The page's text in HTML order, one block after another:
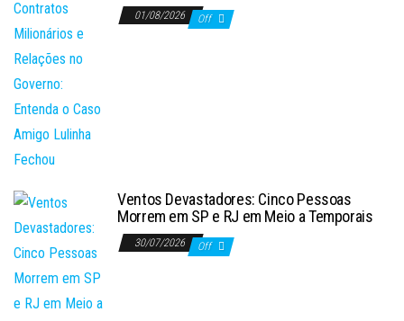
01/08/2026 Off
Ventos Devastadores: Cinco Pessoas
Morrem em SP e RJ em Meio a Temporais
30/07/2026 Off